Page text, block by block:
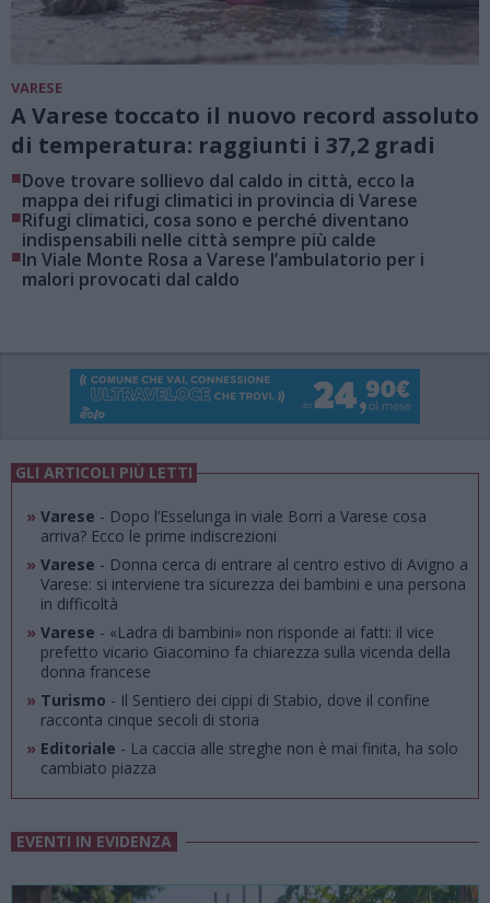
VARESE
A Varese toccato il nuovo record assoluto
di temperatura: raggiunti i 37,2 gradi
■Dove trovare sollievo dal caldo in città, ecco la
mappa dei rifugi climatici in provincia di Varese
■Rifugi climatici, cosa sono e perché diventano
indispensabili nelle città sempre più calde
■In Viale Monte Rosa a Varese l’ambulatorio per i
malori provocati dal caldo
GLI ARTICOLI PIÙ LETTI
» Varese - Dopo l’Esselunga in viale Borri a Varese cosa
arriva? Ecco le prime indiscrezioni
» Varese - Donna cerca di entrare al centro estivo di Avigno a
Varese: si interviene tra sicurezza dei bambini e una persona
in difficoltà
» Varese - «Ladra di bambini» non risponde ai fatti: il vice
prefetto vicario Giacomino fa chiarezza sulla vicenda della
donna francese
» Turismo - Il Sentiero dei cippi di Stabio, dove il confine
racconta cinque secoli di storia
» Editoriale - La caccia alle streghe non è mai finita, ha solo
cambiato piazza
EVENTI IN EVIDENZA